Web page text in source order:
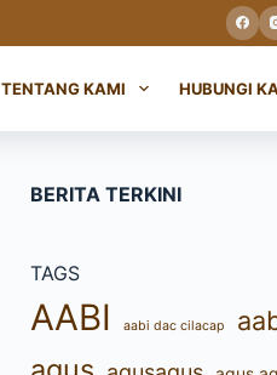
TENTANG KAMI HUBUNGI
BERITA TERKINI
TAGS
AABI aabi dac cilacap